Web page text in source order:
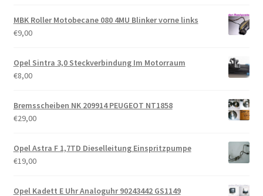
MBK Roller Motobecane 080 4MU Blinker vorne links
€9,00
Opel Sintra 3,0 Steckverbindung Im Motorraum
€8,00
Bremsscheiben NK 209914 PEUGEOT NT1858
€29,00
Opel Astra F 1,7TD Dieselleitung Einspritzpumpe
€19,00
Opel Kadett E Uhr Analoguhr 90243442 GS1149